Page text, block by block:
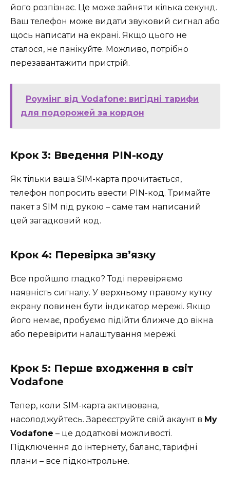
його розпізнає. Це може зайняти кілька секунд.
Ваш телефон може видати звуковий сигнал або
щось написати на екрані. Якщо цього не
сталося, не панікуйте. Можливо, потрібно
перезавантажити пристрій.
Роумінг від Vodafone: вигідні тарифи
для подорожей за кордон
Крок 3: Введення PIN-коду
Як тільки ваша SIM-карта прочитається,
телефон попросить ввести PIN-код. Тримайте
пакет з SIM під рукою – саме там написаний
цей загадковий код.
Крок 4: Перевірка зв’язку
Все пройшло гладко? Тоді перевіряємо
наявність сигналу. У верхньому правому кутку
екрану повинен бути індикатор мережі. Якщо
його немає, пробуємо підійти ближче до вікна
або перевірити налаштування мережі.
Крок 5: Перше входження в світ
Vodafone
Тепер, коли SIM-карта активована,
насолоджуйтесь. Зареєструйте свій акаунт в My
Vodafone – це додаткові можливості.
Підключення до інтернету, баланс, тарифні
плани – все підконтрольне.